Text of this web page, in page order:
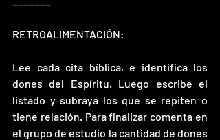
RETROALIMENTACIÓN:
Lee cada cita bíblica, e identifica los
dones del Espíritu. Luego escribe el
listado y subraya los que se repiten o
tiene relación. Para finalizar comenta en
el grupo de estudio la cantidad de dones